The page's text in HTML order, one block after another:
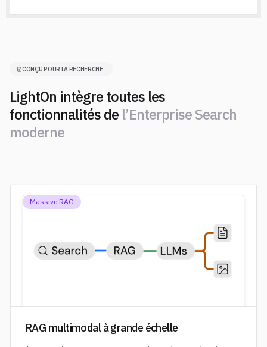
CONÇU POUR LA RECHERCHE
LightOn intègre toutes les
fonctionnalités de l’Enterprise Search
moderne
Massive RAG
RAG multimodal à grande échelle